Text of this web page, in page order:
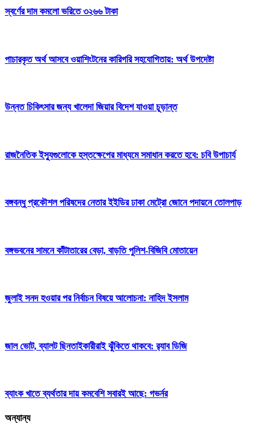
স্বর্ণের দাম কমলো ভরিতে ৩২৬৬ টাকা
পাচারকৃত অর্থ আসবে ওয়াশিংটনের কারিগরি সহযোগিতায়: অর্থ উপদেষ্টা
উন্নত চিকিৎসার জন্য খালেদা জিয়ার বিদেশ যাওয়া চূড়ান্ত
রাজনৈতিক ইস্যুগুলোকে হস্তক্ষেপের মাধ্যমে সমাধান করতে হবে: চবি উপাচার্য
বঙ্গবন্ধু প্রকৌশল পরিষদের নেতার ইইডির ঢাকা মেট্রো জোনে পদায়নে তোলপাড়
বঙ্গভবনের সামনে কাঁটাতারের বেড়া, বাড়তি পুলিশ-বিজিবি মোতায়েন
জুলাই সনদ হওয়ার পর নির্বাচন বিষয়ে আলোচনা: নাহিদ ইসলাম
জাল ভোট, ব্যালট ছিনতাইকারীরাই ঝুঁকিতে থাকবে: র‌্যাব ডিজি
ব্যাংক খাতে ব্যর্থতার দায় কমবেশি সবারই আছে: গভর্নর
অন্যান্য